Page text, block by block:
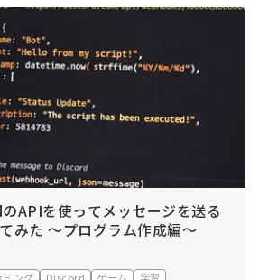
APIを使ってメッセージを送る
みた ～プログラム作成編～